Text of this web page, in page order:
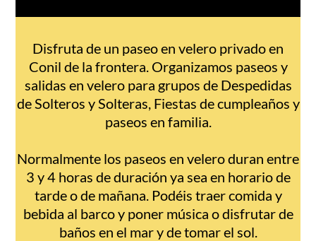
Disfruta de un paseo en velero privado en
Conil de la frontera. Organizamos paseos y
salidas en velero para grupos de Despedidas
de Solteros y Solteras, Fiestas de cumpleaños y
paseos en familia.
Normalmente los paseos en velero duran entre
3 y 4 horas de duración ya sea en horario de
tarde o de mañana. Podéis traer comida y
bebida al barco y poner música o disfrutar de
baños en el mar y de tomar el sol.